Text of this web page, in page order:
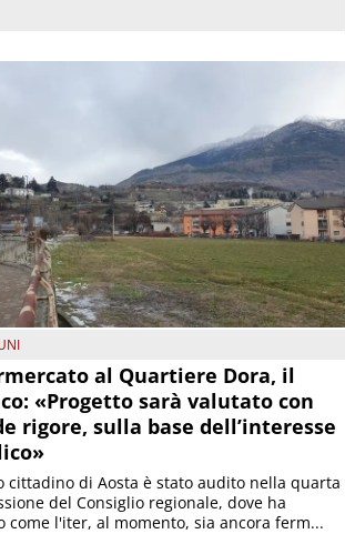
al Quartiere Dora, il
«Progetto sarà valutato con
rigore, sulla base dell’interesse
cittadino di Aosta è stato audito nella quarta
del Consiglio regionale, dove ha
come l'iter, al momento, sia ancora ferm...